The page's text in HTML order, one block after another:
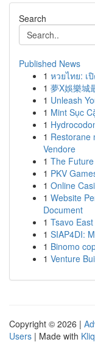
Search
Published News
1 หวยไทย: เ
1 夢X娛樂城
1 Unleash
1 Mint Sục
1
1 Restorane
Vendore
1 The
1 PKV
1 Online
1 Website
Document
1 Tsavo
1 SIAP4DI:
1 Binomo
1 Venture
Copyright © 2026 |
Users | Made with